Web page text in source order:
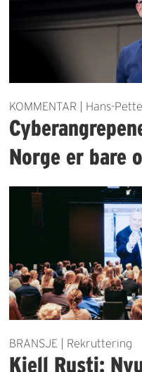
KOMMENTAR | Hans-
Norge er bare
BRANSJE | Rekruttering
Kjell Rusti: